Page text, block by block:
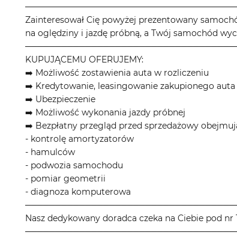
Zainteresował Cię powyżej prezentowany
na oględziny i jazdę próbną, a Twój samochód
KUPUJĄCEMU OFERUJEMY:
➡️ Możliwość zostawienia auta w rozliczeniu
➡️ Kredytowanie, leasingowanie zakupionego auta
➡️ Ubezpieczenie
➡️ Możliwość wykonania jazdy próbnej
➡️ Bezpłatny przegląd przed sprzedażowy
- kontrolę amortyzatorów
- hamulców
- podwozia samochodu
- pomiar geometrii
- diagnoza komputerowa
Nasz dedykowany doradca czeka na Ciebie pod nr